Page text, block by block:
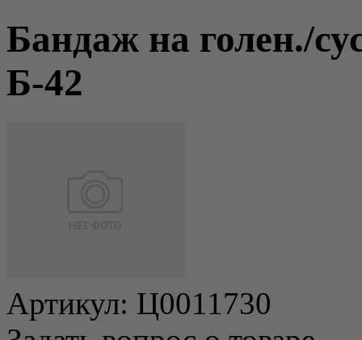
Бандаж на голен./
Б-42
Артикул: Ц0011730